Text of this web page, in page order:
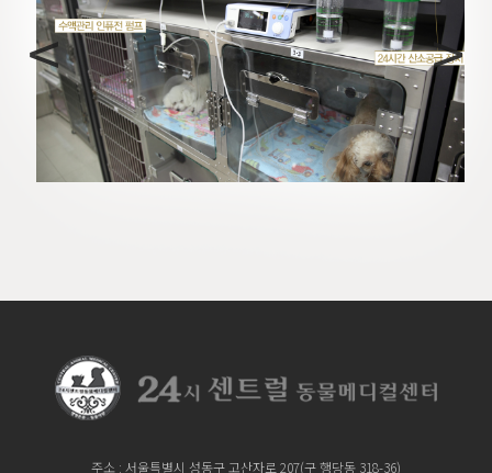
>
<
주소 : 서울특별시 성동구 고산자로 207(구 행당동 318-36)